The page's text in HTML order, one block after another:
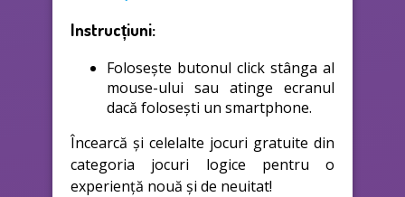
Instrucțiuni:
Folosește butonul click stânga al
mouse-ului sau atinge ecranul
dacă folosești un smartphone.
Încearcă și celelalte jocuri gratuite din
categoria jocuri logice pentru o
experiență nouă și de neuitat!